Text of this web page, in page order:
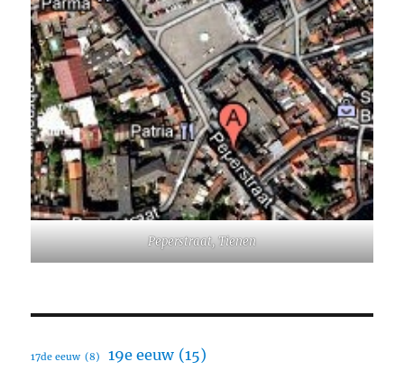
Peperstraat, Tienen
17de eeuw (8) 19e eeuw (15)